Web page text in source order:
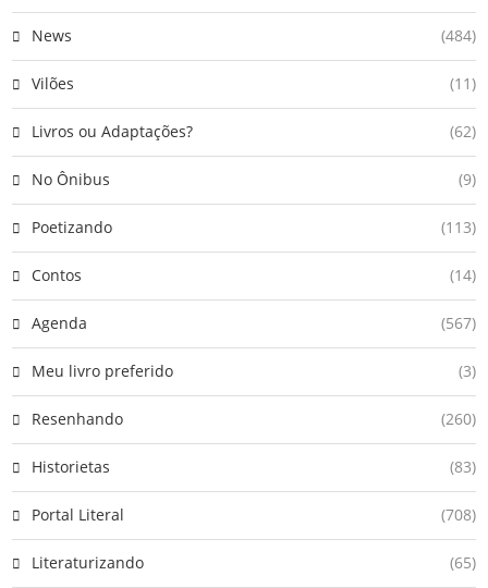
News (484)
Vilões (11)
Livros ou Adaptações? (62)
No Ônibus (9)
Poetizando (113)
Contos (14)
Agenda (567)
Meu livro preferido (3)
Resenhando (260)
Historietas (83)
Portal Literal (708)
Literaturizando (65)